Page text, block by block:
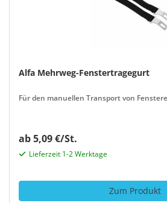
Alfa Mehrweg-Fenstertragegurt
Für den manuellen Transport von
ab 5,09 €/St.
Lieferzeit 1-2 Werktage
Zum Produkt